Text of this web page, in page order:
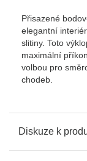
Přisazené
elegantní
slitiny. Toto
maximální
volbou pro
chodeb.
Diskuze k